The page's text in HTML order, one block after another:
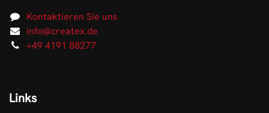
Kontaktieren Sie uns
info@createx.de
+49 4191 88277
Links